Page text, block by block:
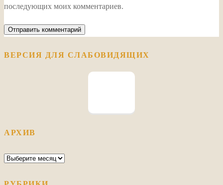
последующих моих комментариев.
ВЕРСИЯ ДЛЯ СЛАБОВИДЯЩИХ
АРХИВ
Архив